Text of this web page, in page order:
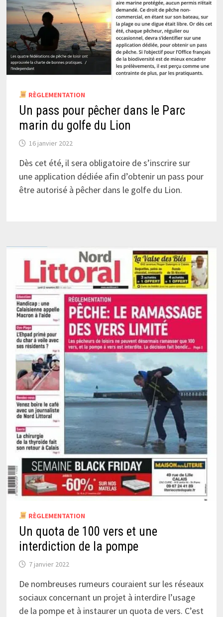
RÈGLEMENTATION
Un pass pour pêcher dans le Parc
marin du golfe du Lion
16 janvier 2022
Dès cet été, il sera obligatoire de s’inscrire sur
une application dédiée afin d’obtenir un pass pour
être autorisé à pêcher dans le golfe du Lion.
RÈGLEMENTATION
Un quota de 100 vers et une
interdiction de la pompe
7 janvier 2022
De nombreuses rumeurs couraient sur les réseaux
sociaux concernant un projet à interdire l’usage
de la pompe et à instaurer un quota de vers. C’est